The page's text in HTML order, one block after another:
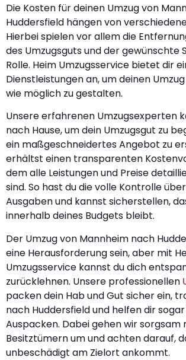
Die Kosten für deinen Umzug von
Huddersfield hängen von
Hierbei spielen vor allem die
des Umzugsguts und der gewünschte
Rolle. Heim Umzugsservice bietet dir
Dienstleistungen an, um deinen
wie möglich zu gestalten.
Unsere erfahrenen Umzugsexperten
nach Hause, um dein Umzugsgut zu
ein maßgeschneidertes Angebot zu
erhältst einen transparenten
dem alle Leistungen und Preise
sind. So hast du die volle Kontrolle
Ausgaben und kannst sicherstellen,
innerhalb deines Budgets bleibt.
Der Umzug von Mannheim nach
eine Herausforderung sein, aber mit
Umzugsservice kannst du dich
zurücklehnen. Unsere professionellen
packen dein Hab und Gut sicher ein,
nach Huddersfield und helfen dir
Auspacken. Dabei gehen wir sorgsam
Besitztümern um und achten darauf,
unbeschädigt am Zielort ankommt.